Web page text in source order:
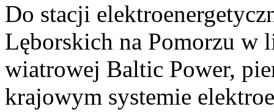
Do stacji
Lęborskich na Pomorzu w
wiatrowej Baltic Power,
krajowym systemie